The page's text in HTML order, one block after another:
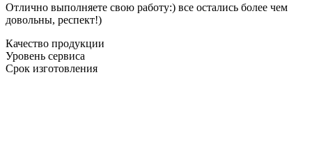
Отлично выполняете свою работу:) все остались более чем
довольны, респект!)
Качество продукции
Уровень сервиса
Срок изготовления